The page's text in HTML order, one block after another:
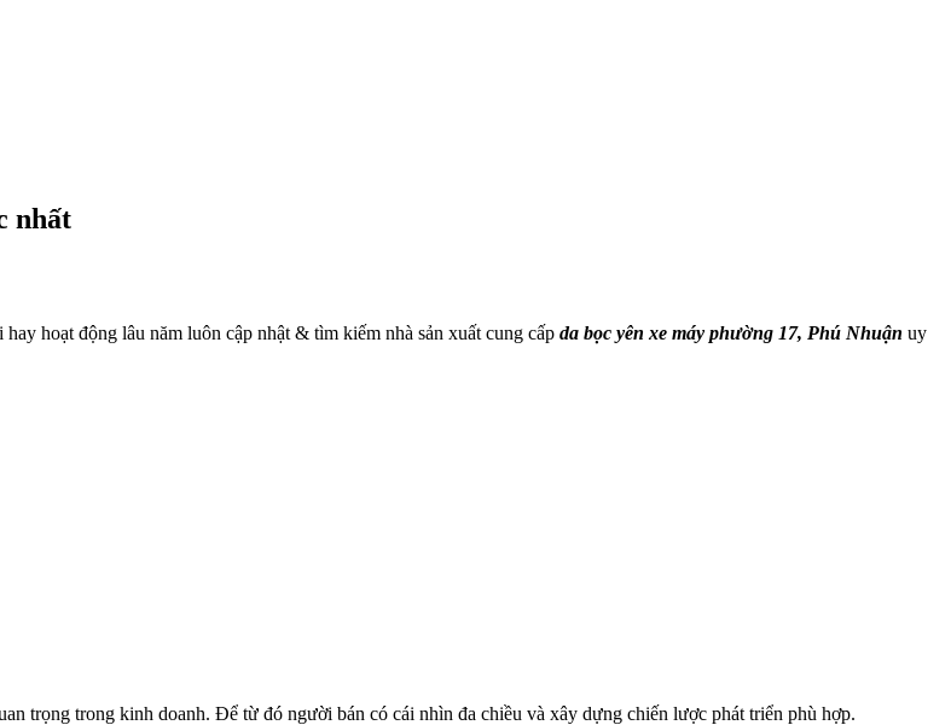
nhất
hoạt động lâu năm luôn cập nhật & tìm kiếm nhà sản xuất cung cấp da bọc yên xe máy phường 17, Phú Nhuận uy
trọng trong kinh doanh. Để từ đó người bán có cái nhìn đa chiều và xây dựng chiến lược phát triển phù hợp.